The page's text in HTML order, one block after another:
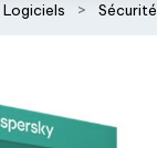
Logiciels Sécurité